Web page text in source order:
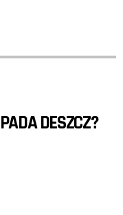
DESZCZ?